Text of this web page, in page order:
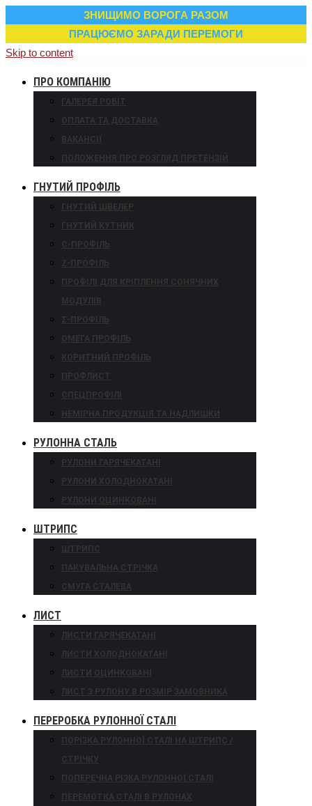
ЗНИЩИМО ВОРОГА РАЗОМ
ПРАЦЮЄМО ЗАРАДИ ПЕРЕМОГИ
Skip to content
ПРО КОМПАНІЮ
ГАЛЕРЕЯ РОБІТ
ОПЛАТА ТА ДОСТАВКА
ВАКАНСІЇ
ПОЛОЖЕННЯ ПРО РОЗГЛЯД ПРЕТЕНЗІЙ
ГНУТИЙ ПРОФІЛЬ
ГНУТИЙ ШВЕЛЕР
ГНУТИЙ КУТНИК
С-ПРОФІЛЬ
Z-ПРОФІЛЬ
ПРОФІЛІ ДЛЯ КРІПЛЕННЯ СОНЯЧНИХ
МОДУЛІВ
Σ-ПРОФІЛЬ
ОМЕГА ПРОФІЛЬ
КОРИТНИЙ ПРОФІЛЬ
ПРОФЛИСТ
СПЕЦПРОФІЛІ
НЕМІРНА ПРОДУКЦІЯ ТА НАДЛИШКИ
РУЛОННА СТАЛЬ
РУЛОНИ ГАРЯЧЕКАТАНІ
РУЛОНИ ХОЛОДНОКАТАНІ
РУЛОНИ ОЦИНКОВАНІ
ШТРИПС
ШТРИПС
ПАКУВАЛЬНА СТРІЧКА
СМУГА СТАЛЕВА
ЛИСТ
ЛИСТИ ГАРЯЧЕКАТАНІ
ЛИСТИ ХОЛОДНОКАТАНІ
ЛИСТИ ОЦИНКОВАНІ
ЛИСТ З РУЛОНУ В РОЗМІР ЗАМОВНИКА
ПЕРЕРОБКА РУЛОННОЇ СТАЛІ
ПОРІЗКА РУЛОННОЇ СТАЛІ НА ШТРИПС /
СТРІЧКУ
ПОПЕРЕЧНА РІЗКА РУЛОННОЇ СТАЛІ
ПЕРЕМОТКА СТАЛІ В РУЛОНАХ